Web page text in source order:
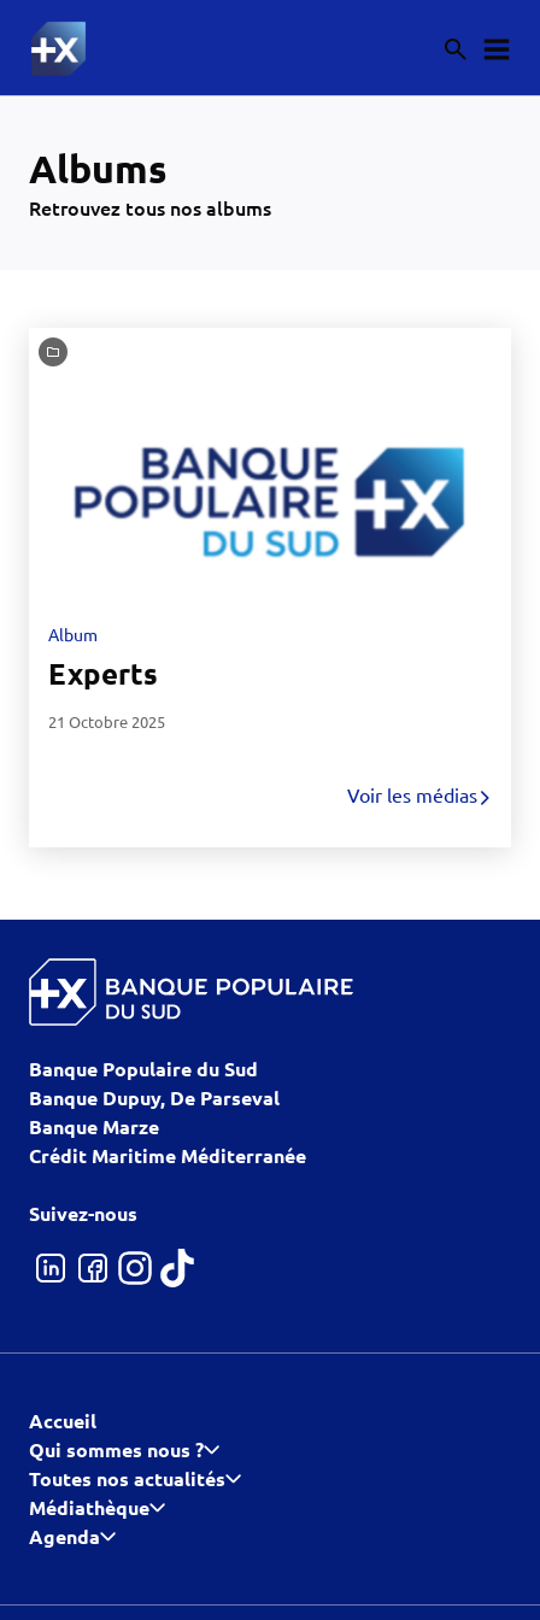
Albums
Retrouvez tous nos albums
Album
Experts
21 Octobre 2025
Voir les médias
Banque Populaire du Sud
Banque Dupuy, De Parseval
Banque Marze
Crédit Maritime Méditerranée
Suivez-nous
Accueil
Qui sommes nous ?
Toutes nos actualités
Médiathèque
Agenda